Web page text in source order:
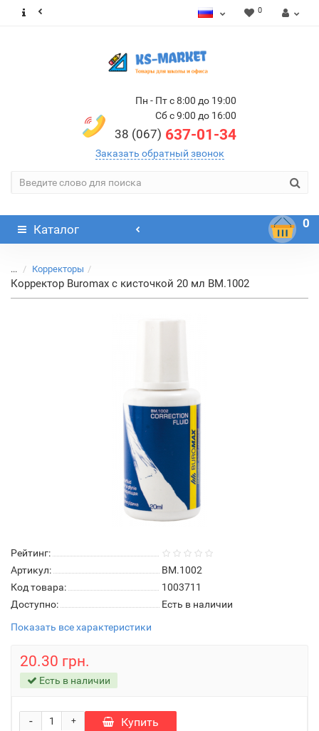
0
Пн - Пт с 8:00 до 19:00
Сб с 9:00 до 16:00
38 (067) 637-01-34
Заказать обратный звонок
Каталог 0
... Корректоры
Корректор Buromax с кисточкой 20 мл ВМ.1002
Рейтинг:
Артикул:
ВМ.1002
Код товара:
1003711
Доступно:
Есть в наличии
Показать все характеристики
20.30 грн.
Есть в наличии
+
- Купить